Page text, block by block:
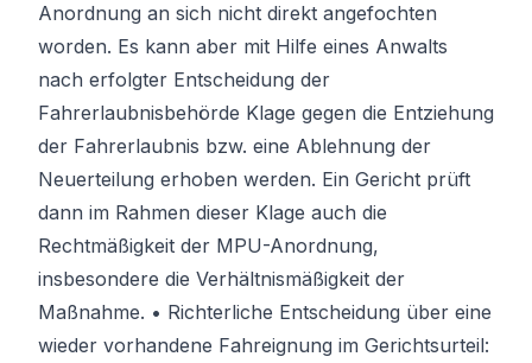
Anordnung an sich nicht direkt angefochten
worden. Es kann aber mit Hilfe eines Anwalts
nach erfolgter Entscheidung der
Fahrerlaubnisbehörde Klage gegen die Entziehung
der Fahrerlaubnis bzw. eine Ablehnung der
Neuerteilung erhoben werden. Ein Gericht prüft
dann im Rahmen dieser Klage auch die
Rechtmäßigkeit der MPU-Anordnung,
insbesondere die Verhältnismäßigkeit der
Maßnahme. • Richterliche Entscheidung über eine
wieder vorhandene Fahreignung im Gerichtsurteil: